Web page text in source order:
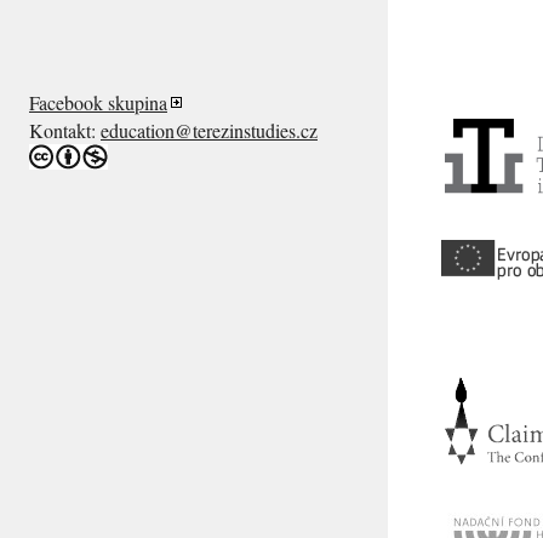
Facebook skupina
Kontakt: education@terezinstudies.cz